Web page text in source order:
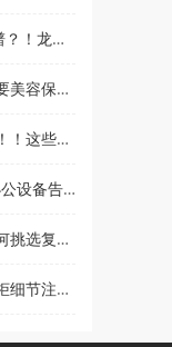
补胎有那么多种？哪种***靠谱？！龙岩生辉轮胎贸易为您解答
龙岩生辉轮胎小编告诉你人需要美容保养，汽车也同样！！
龙岩生辉轮胎跟您说个小秘密！！这些习惯容易让您的爱车“黯然失色”
复印机耗材有哪些?福州施创办公设备告诉你
福州施创办公设备小编教您如何挑选复印机！
龙岩煜程装饰分享给您定制橱柜细节注意事项